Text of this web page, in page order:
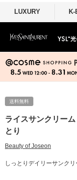
LUXURY
送料無料
ライスサンクリー
とり
Beauty of Joseon
しっとりデイリーサンクリ